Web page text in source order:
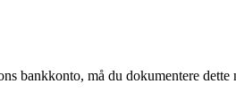
bankkonto, må du dokumentere